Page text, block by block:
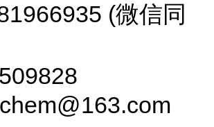
(微信同